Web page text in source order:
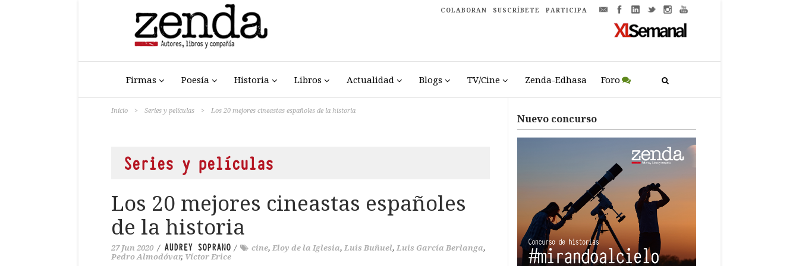
COLABORAN SUSCRÍBETE PARTICIPA
Firmas Poesía Historia Libros Actualidad Blogs TV/Cine Zenda-Edhasa Foro
Inicio > Series y películas > Los 20 mejores cineastas españoles de la historia
Series y películas
Los 20 mejores cineastas españoles
de la historia
27 Jun 2020 / AUDREY SOPRANO / cine, Eloy de la Iglesia, Luis Buñuel, Luis García Berlanga,
Pedro Almodóvar, Víctor Erice
Nuevo concurso